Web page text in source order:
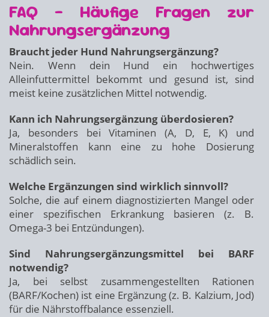
FAQ – Häufige Fragen zur
Nahrungsergänzung
Braucht jeder Hund Nahrungsergänzung?
Nein. Wenn dein Hund ein hochwertiges
Alleinfuttermittel bekommt und gesund ist, sind
meist keine zusätzlichen Mittel notwendig.
Kann ich Nahrungsergänzung überdosieren?
Ja, besonders bei Vitaminen (A, D, E, K) und
Mineralstoffen kann eine zu hohe Dosierung
schädlich sein.
Welche Ergänzungen sind wirklich sinnvoll?
Solche, die auf einem diagnostizierten Mangel oder
einer spezifischen Erkrankung basieren (z. B.
Omega-3 bei Entzündungen).
Sind Nahrungsergänzungsmittel bei BARF
notwendig?
Ja, bei selbst zusammengestellten Rationen
(BARF/Kochen) ist eine Ergänzung (z. B. Kalzium, Jod)
für die Nährstoffbalance essenziell.